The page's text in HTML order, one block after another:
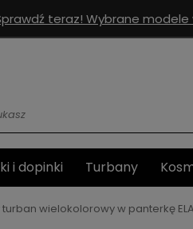
teraz! Wybrane
i dopinki Turbany
wielokolorowy w panterkę